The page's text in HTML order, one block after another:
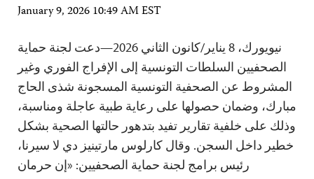
January 9, 2026 10:49 AM EST
نيويورك، 8 يناير/كانون الثاني 2026—دعت لجنة حماية
الصحفيين السلطات التونسية إلى الإفراج الفوري وغير
المشروط عن الصحفية التونسية المسجونة شذى الحاج
مبارك، وضمان حصولها على رعاية طبية عاجلة ومناسبة،
وذلك على خلفية تقارير تفيد بتدهور حالتها الصحية بشكل
خطير داخل السجن. وقال كارلوس مارتينيز دي لا سيرنا،
رئيس برامج لجنة حماية الصحفيين: «إن حرمان